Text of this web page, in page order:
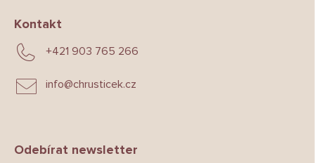
Kontakt
info@chrusticek.cz
+421 903 765 266
Odebírat newsletter